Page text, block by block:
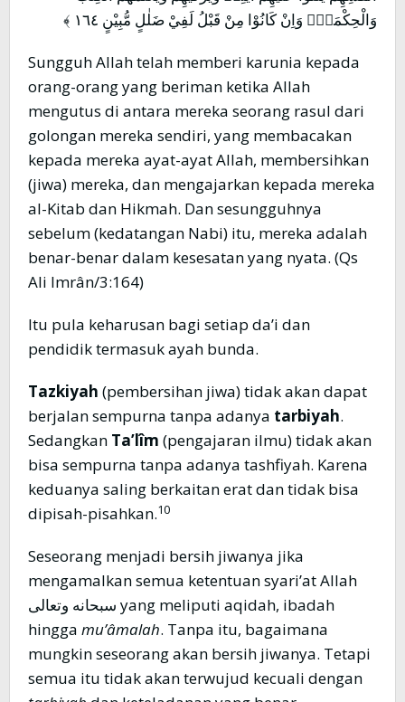
وَالْحِكْمَةَۚ وَاِنْ كَانُوْا مِنْ قَبْلُ لَفِيْ ضَلٰلٍ مُّبِيْنٍ ١٦٤ ﴾
Sungguh Allah telah memberi karunia kepada
orang-orang yang beriman ketika Allah
mengutus di antara mereka seorang rasul dari
golongan mereka sendiri, yang membacakan
kepada mereka ayat-ayat Allah, membersihkan
(jiwa) mereka, dan mengajarkan kepada mereka
al-Kitab dan Hikmah. Dan sesungguhnya
sebelum (kedatangan Nabi) itu, mereka adalah
benar-benar dalam kesesatan yang nyata. (Qs
Ali Imrân/3:164)
Itu pula keharusan bagi setiap da’i dan
pendidik termasuk ayah bunda.
Tazkiyah (pembersihan jiwa) tidak akan dapat
berjalan sempurna tanpa adanya tarbiyah.
Sedangkan Ta’lîm (pengajaran ilmu) tidak akan
bisa sempurna tanpa adanya tashfiyah. Karena
keduanya saling berkaitan erat dan tidak bisa
dipisah-pisahkan.10
Seseorang menjadi bersih jiwanya jika
mengamalkan semua ketentuan syari’at Allah
سبحانه وتعالى yang meliputi aqidah, ibadah
hingga mu’âmalah. Tanpa itu, bagaimana
mungkin seseorang akan bersih jiwanya. Tetapi
semua itu tidak akan terwujud kecuali dengan